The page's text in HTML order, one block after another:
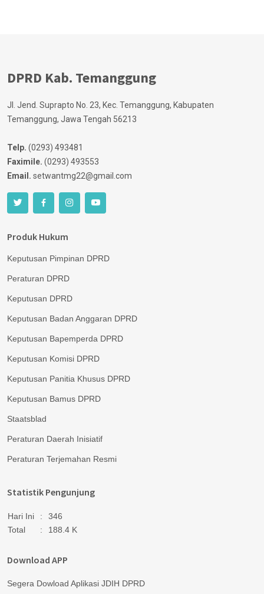
DPRD Kab. Temanggung
Jl. Jend. Suprapto No. 23, Kec. Temanggung, Kabupaten
Temanggung, Jawa Tengah 56213
Telp. (0293) 493481
Faximile. (0293) 493553
Email. setwantmg22@gmail.com
Produk Hukum
Keputusan Pimpinan DPRD
Peraturan DPRD
Keputusan DPRD
Keputusan Badan Anggaran DPRD
Keputusan Bapemperda DPRD
Keputusan Komisi DPRD
Keputusan Panitia Khusus DPRD
Keputusan Bamus DPRD
Staatsblad
Peraturan Daerah Inisiatif
Peraturan Terjemahan Resmi
Statistik Pengunjung
Hari Ini :
346
Total
: 188.4 K
Download APP
Segera Dowload Aplikasi JDIH DPRD